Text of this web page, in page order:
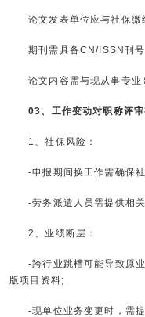
论文发表单位应与社保缴
期刊需具备CN/ISSN刊
论文内容需与现从事专业
03、工作变动对职称评
1、社保风险：
-申报期间换工作需确保
-劳务派遣人员需提供相
2、业绩断层：
-跨行业跳槽可能导致原
版项目资料;
-现单位业务变更时，需